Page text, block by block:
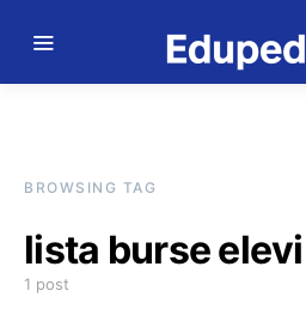
BROWSING TAG
lista burse elevi
1 post